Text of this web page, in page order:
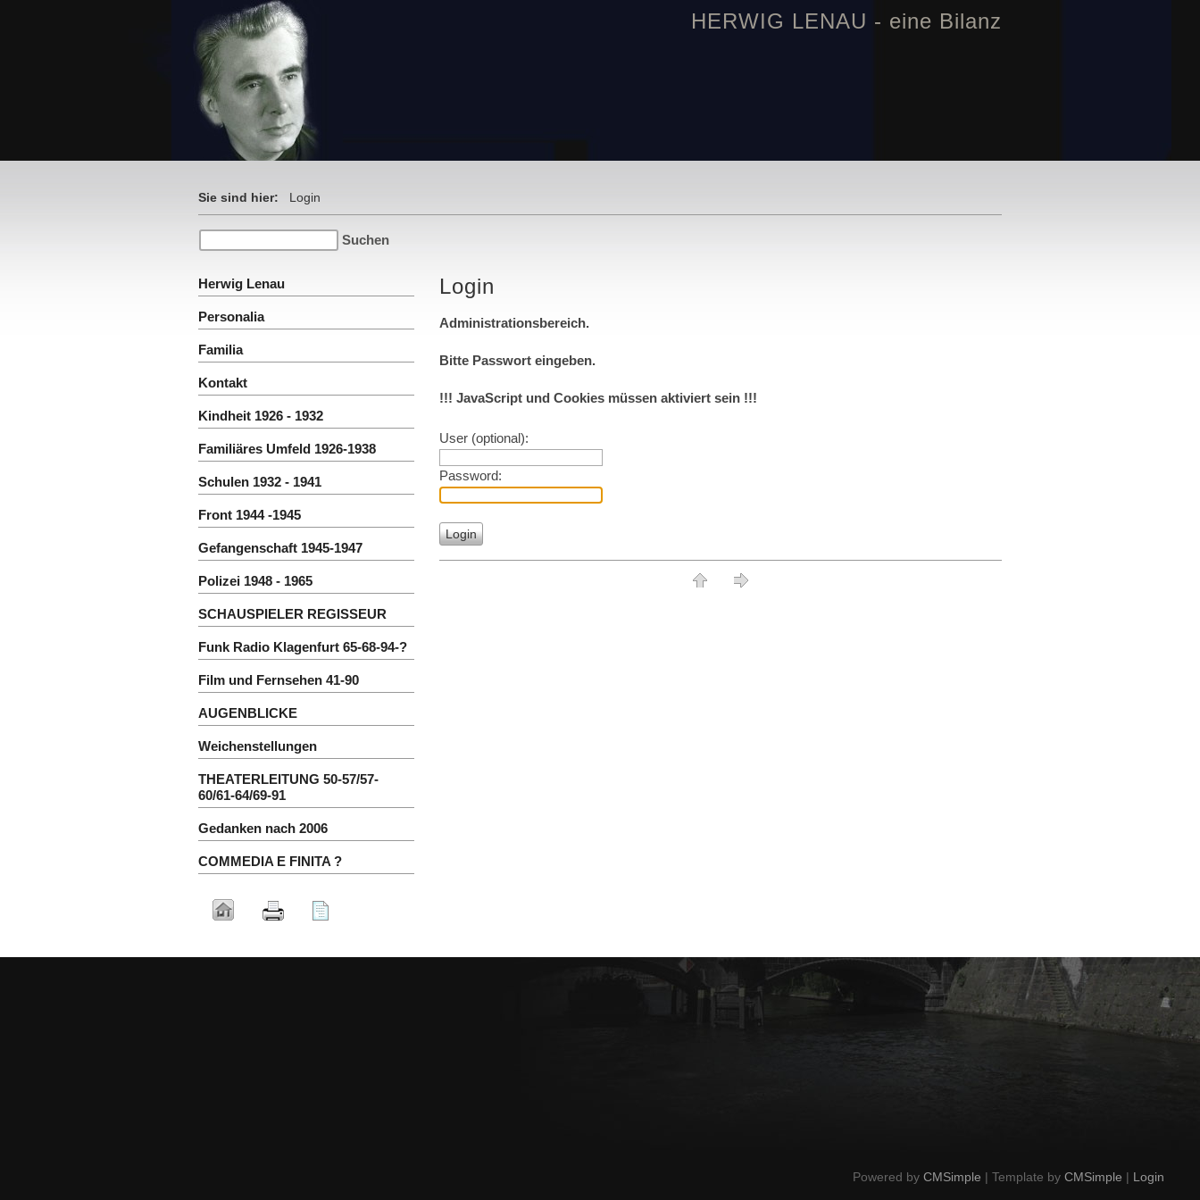
HERWIG LENAU - eine Bilanz
Sie sind hier: Login
Login
Administrationsbereich.
Bitte Passwort eingeben.
!!! JavaScript und Cookies müssen aktiviert sein !!!
User (optional):
Password:
Herwig Lenau
Personalia
Familia
Kontakt
Kindheit 1926 - 1932
Familiäres Umfeld 1926-1938
Schulen 1932 - 1941
Front 1944 -1945
Gefangenschaft 1945-1947
Polizei 1948 - 1965
SCHAUSPIELER REGISSEUR
Funk Radio Klagenfurt 65-68-94-?
Film und Fernsehen 41-90
AUGENBLICKE
Weichenstellungen
THEATERLEITUNG 50-57/57-
60/61-64/69-91
Gedanken nach 2006
COMMEDIA E FINITA ?
Powered by CMSimple | Template by CMSimple | Login